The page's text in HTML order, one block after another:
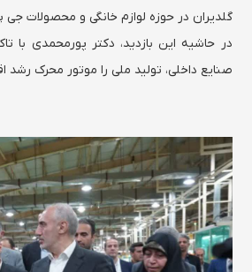
گلدیران در حوزه لوازم خانگی و محصولات جی
در حاشیه این بازدید، دکتر پورمحمدی با
صنایع داخلی، تولید ملی را موتور محرک رشد